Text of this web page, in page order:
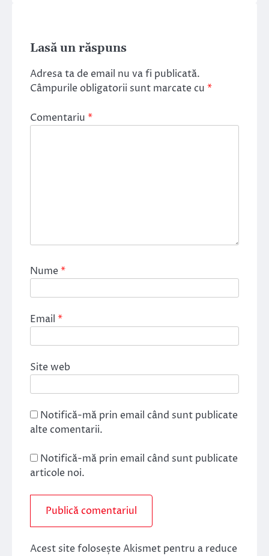
Lasă un răspuns
Adresa ta de email nu va fi publicată.
Câmpurile obligatorii sunt marcate cu *
Comentariu *
Nume*
Email *
Site web
Notifică-mă prin email când sunt publicate
alte comentarii.
Notifică-mă prin email când sunt publicate
articole noi.
Acest site folosește Akismet pentru a reduce